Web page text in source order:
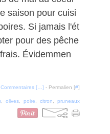
saison pour cuisi
Si jamais l'ét
pour des pêche
Évidemmen
Commentaires [ ] - Permalien [#]
olives poire citron pruneaux